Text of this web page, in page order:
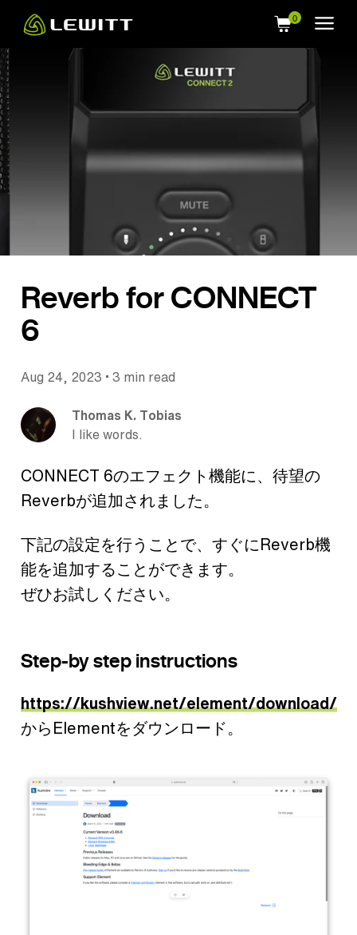
main
content
Reverb for CONNECT
6
Aug 24, 2023 • 3 min read
Thomas K. Tobias
I like words.
CONNECT 6のエフェクト機能に、待望の
Reverbが追加されました。
下記の設定を行うことで、すぐにReverb機
能を追加することができます。
ぜひお試しください。
Step-by step instructions
https://kushview.net/element/download/
からElementをダウンロード。